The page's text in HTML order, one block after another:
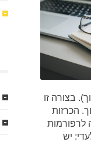
בצורה זו
הכרזות
לרפורמות
יש